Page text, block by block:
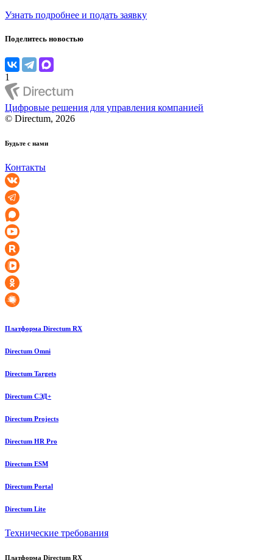
Узнать подробнее и подать заявку
Поделитесь новостью
1
Цифровые решения для управления компанией
© Directum, 2026
Будьте с нами
Контакты
Платформа Directum RX
Directum Omni
Directum Targets
Directum СЭД+
Directum Projects
Directum HR Pro
Directum ESM
Directum Portal
Directum Lite
Технические требования
Платформа Directum RX